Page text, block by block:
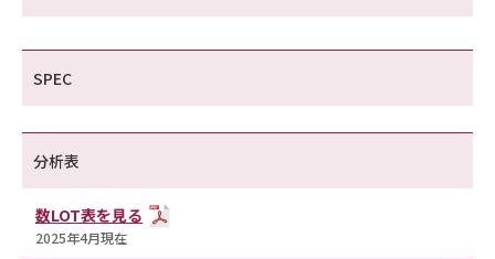
SPEC
分析表
数LOT表を見る
2025年4月現在